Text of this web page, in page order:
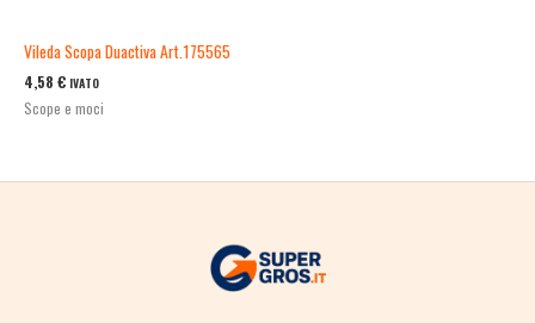
Vileda Scopa Duactiva Art.175565
4,58 € IVATO
Scope e moci